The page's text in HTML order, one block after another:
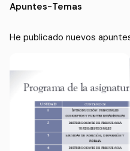
Apuntes-Temas
He publicado nuevos